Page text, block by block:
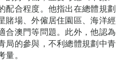
配合程度。他指出在總體規劃
賭場、外僱居住園區、海洋經
合澳門等問題。此外，他認為
局的參與，不利總體規劃中青
。